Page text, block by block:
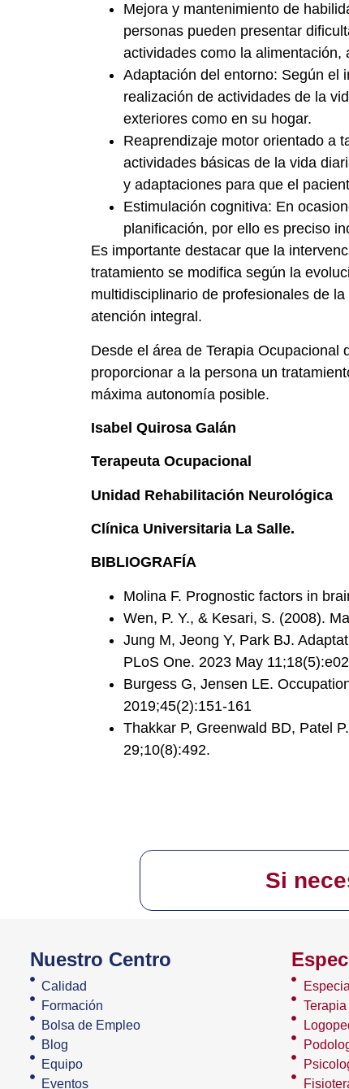
Mejora y mantenimiento de
personas pueden presentar
actividades como la alimentación,
Adaptación del entorno: Según el
realización de actividades de la
exteriores como en su hogar.
Reaprendizaje motor orientado a
actividades básicas de la vida
y adaptaciones para que el
Estimulación cognitiva: En
planificación, por ello es preciso
Es importante destacar que la
tratamiento se modifica según la
multidisciplinario de profesionales de
atención integral.
Desde el área de Terapia
proporcionar a la persona un
máxima autonomía posible.
Isabel Quirosa Galán
Terapeuta Ocupacional
Unidad Rehabilitación Neurológica
Clínica Universitaria La Salle.
BIBLIOGRAFÍA
Molina F. Prognostic factors in
Wen, P. Y., & Kesari, S. (2008).
Jung M, Jeong Y, Park BJ.
PLoS One. 2023 May
Burgess G, Jensen LE.
2019;45(2):151-161
Thakkar P, Greenwald BD, Patel
29;10(8):492.
Si
Nuestro Centro
Calidad
Formación
Bolsa de Empleo
Blog
Equipo
Eventos